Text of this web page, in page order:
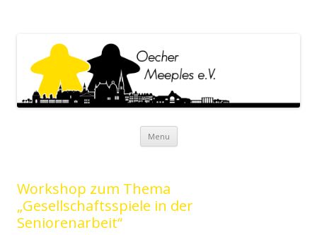
Menu Skip to content
Workshop zum Thema
„Gesellschaftsspiele in der
Seniorenarbeit“